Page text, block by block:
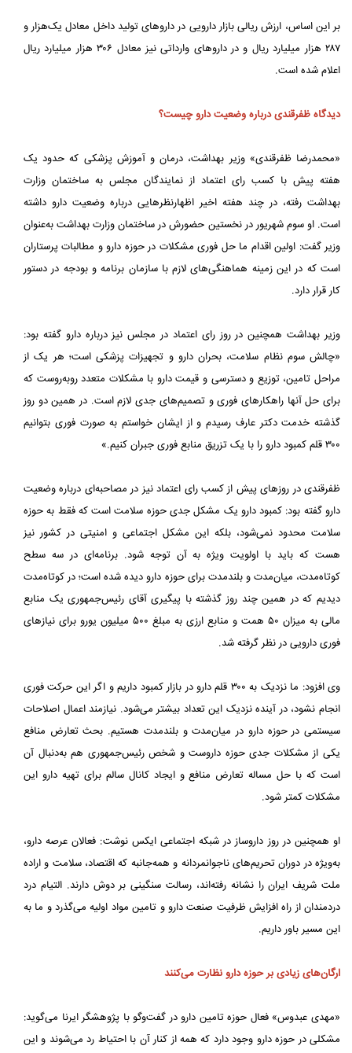
بر این اساس، ارزش ریالی بازار دارویی در داروهای تولید داخل معادل یک‌هزار و
۲۸۷ هزار میلیارد ریال و در داروهای وارداتی نیز معادل ۳۰۶ هزار میلیارد ریال
اعلام شده است.
دیدگاه ظفرقندی درباره وضعیت دارو چیست؟
«محمدرضا ظفرقندی» وزیر بهداشت، درمان و آموزش پزشکی که حدود یک
هفته پیش با کسب رای اعتماد از نمایندگان مجلس به ساختمان وزارت
بهداشت رفته، در چند هفته اخیر اظهارنظرهایی درباره وضعیت دارو داشته
است. او سوم شهریور در نخستین حضورش در ساختمان وزارت بهداشت به‌عنوان
وزیر گفت: اولین اقدام ما حل فوری مشکلات در حوزه دارو و مطالبات پرستاران
است که در این زمینه هماهنگی‌های لازم با سازمان برنامه و بودجه در دستور
کار قرار دارد.
وزیر بهداشت همچنین در روز رای اعتماد در مجلس نیز درباره دارو گفته بود:
«چالش سوم نظام سلامت، بحران دارو و تجهیزات پزشکی است؛ هر یک از
مراحل تامین، توزیع و دسترسی و قیمت دارو با مشکلات متعدد روبه‌روست که
برای حل آنها راهکارهای فوری و تصمیم‌های جدی لازم است. در همین دو روز
گذشته خدمت دکتر عارف رسیدم و از ایشان خواستم به صورت فوری بتوانیم
۳۰۰ قلم کمبود دارو را با یک تزریق منابع فوری جبران کنیم.»
ظفرقندی در روزهای پیش از کسب رای اعتماد نیز در مصاحبه‌ای درباره وضعیت
دارو گفته بود: کمبود دارو یک مشکل جدی حوزه سلامت است که فقط به حوزه
سلامت محدود نمی‌شود، بلکه این مشکل اجتماعی و امنیتی در کشور نیز
هست که باید با اولویت ویژه به آن توجه شود. برنامه‌ای در سه سطح
کوتاه‌مدت، میان‌مدت و بلندمدت برای حوزه دارو دیده شده است؛ در کوتاه‌مدت
دیدیم که در همین چند روز گذشته با پیگیری آقای رئیس‌جمهوری یک منابع
مالی به میزان ۵۰ همت و منابع ارزی به مبلغ ۵۰۰ میلیون یورو برای نیازهای
فوری دارویی در نظر گرفته شد.
وی افزود: ما نزدیک به ۳۰۰ قلم دارو در بازار کمبود داریم و اگر این حرکت فوری
انجام نشود، در آینده نزدیک این تعداد بیشتر می‌شود. نیازمند اعمال اصلاحات
سیستمی در حوزه دارو در میان‌مدت و بلندمدت هستیم. بحث تعارض منافع
یکی از مشکلات جدی حوزه داروست و شخص رئیس‌جمهوری هم به‌دنبال آن
است که با حل مساله تعارض منافع و ایجاد کانال سالم برای تهیه دارو این
مشکلات کمتر شود.
او همچنین در روز داروساز در شبکه اجتماعی ایکس نوشت: فعالان عرصه دارو،
به‌ویژه در دوران تحریم‌های ناجوانمردانه و همه‌جانبه که اقتصاد، سلامت و اراده
ملت شریف ایران را نشانه رفته‌اند، رسالت سنگینی بر دوش دارند. التیام درد
دردمندان از راه افزایش ظرفیت صنعت دارو و تامین مواد اولیه می‌گذرد و ما به
این مسیر باور داریم.
ارگان‌های زیادی بر حوزه دارو نظارت می‌کنند
«مهدی عبدوس» فعال حوزه تامین دارو در گفت‌وگو با پژوهشگر ایرنا می‌گوید:
مشکلی در حوزه دارو وجود دارد که همه از کنار آن با احتیاط رد می‌شوند و این